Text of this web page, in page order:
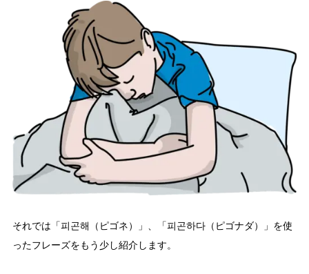
それでは「피곤해（ピゴネ）」、「피곤하다（ピゴナダ）」を使
ったフレーズをもう少し紹介します。